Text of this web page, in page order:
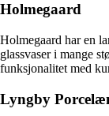
Holmegaard
Holmegaard har en
glassvaser i mange
funksjonalitet med
Lyngby